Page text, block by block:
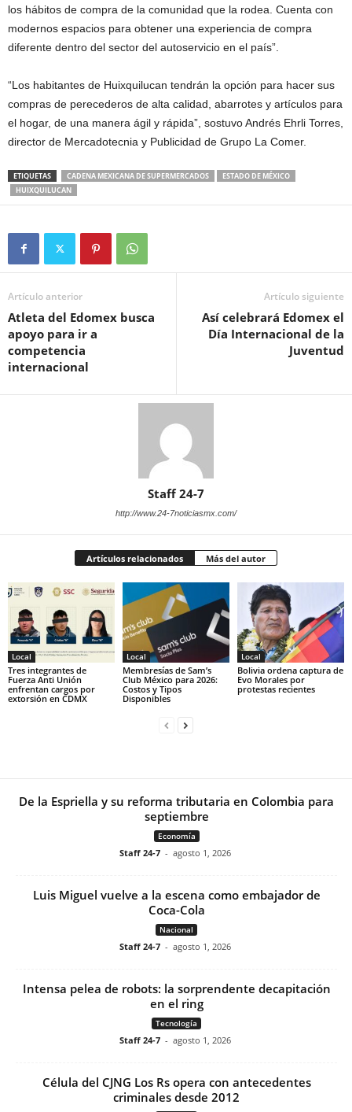
los hábitos de compra de la comunidad que la rodea. Cuenta con
modernos espacios para obtener una experiencia de compra
diferente dentro del sector del autoservicio en el país”.
“Los habitantes de Huixquilucan tendrán la opción para hacer sus
compras de perecederos de alta calidad, abarrotes y artículos para
el hogar, de una manera ágil y rápida”, sostuvo Andrés Ehrli Torres,
director de Mercadotecnia y Publicidad de Grupo La Comer.
ETIQUETAS CADENA MEXICANA DE SUPERMERCADOS
ESTADO DE MÉXICO
HUIXQUILUCAN
Artículo anterior
Atleta del Edomex busca
apoyo para ir a
competencia
internacional
Artículo siguiente
Así celebrará Edomex el
Día Internacional de la
Juventud
Staff 24-7
http://www.24-7noticiasmx.com/
Artículos relacionados Más del autor
Local
Tres integrantes de
Fuerza Anti Unión
enfrentan cargos por
extorsión en CDMX
Local
Membresías de Sam’s
Club México para 2026:
Costos y Tipos
Disponibles
Local
Bolivia ordena captura de
Evo Morales por
protestas recientes
De la Espriella y su reforma tributaria en Colombia para
septiembre
Economía
Staff 24-7 - agosto 1, 2026
Luis Miguel vuelve a la escena como embajador de
Coca-Cola
Nacional
Staff 24-7 - agosto 1, 2026
Intensa pelea de robots: la sorprendente decapitación
en el ring
Tecnología
Staff 24-7 - agosto 1, 2026
Célula del CJNG Los Rs opera con antecedentes
criminales desde 2012